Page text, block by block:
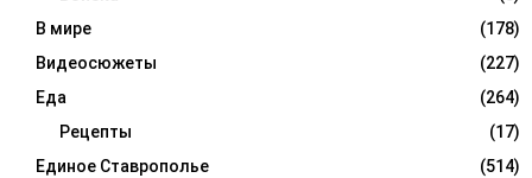
В мире
(178)
Видеосюжеты
(227)
Еда
(264)
Рецепты
(17)
Единое Ставрополье
(514)